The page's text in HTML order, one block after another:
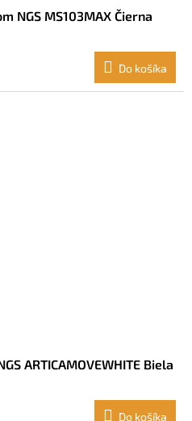
NGS MS103MAX Čierna
Do košíka
ARTICAMOVEWHITE Biela
Do košíka